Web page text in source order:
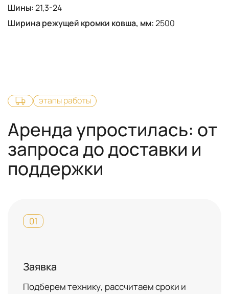
Шины:21,3-24
Ширина режущей кромки ковша, мм:2500
этапы работы
Аренда упростилась: от
запроса до доставки и
поддержки
01
Заявка
Подберем технику, рассчитаем сроки и